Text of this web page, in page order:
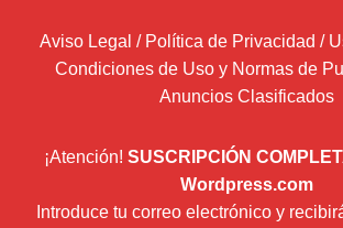
Aviso Legal / Política de Privacidad /
Condiciones de Uso y Normas de
Anuncios Clasificados
¡Atención! SUSCRIPCIÓN
Wordpress.com
Introduce tu correo electrónico y